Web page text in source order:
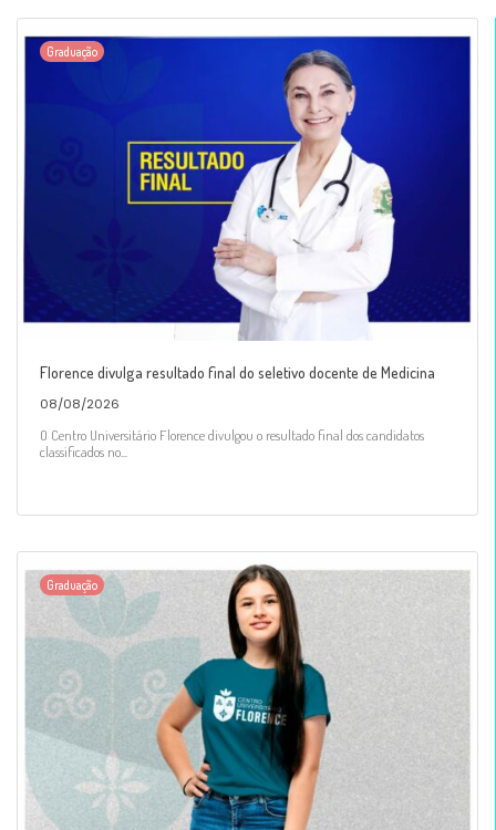
Graduação
Florence divulga resultado final do seletivo docente de Medicina
08/08/2026
O Centro Universitário Florence divulgou o resultado final dos candidatos
classificados no...
Graduação